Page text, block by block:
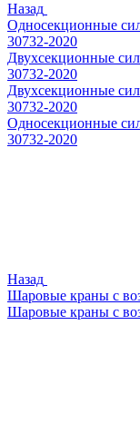
Назад
Односекционные
30732-2020
Двухсекционные
30732-2020
Двухсекционные
30732-2020
Односекционные
30732-2020
Назад
Шаровые краны с
Шаровые краны с